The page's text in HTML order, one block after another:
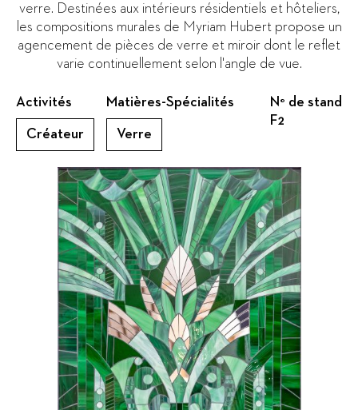
verre. Destinées aux intérieurs résidentiels et hôteliers,
les compositions murales de Myriam Hubert propose un
agencement de pièces de verre et miroir dont le reflet
varie continuellement selon l'angle de vue.
Activités
Créateur
Matières-Spécialités
Verre
N° de stand
F2